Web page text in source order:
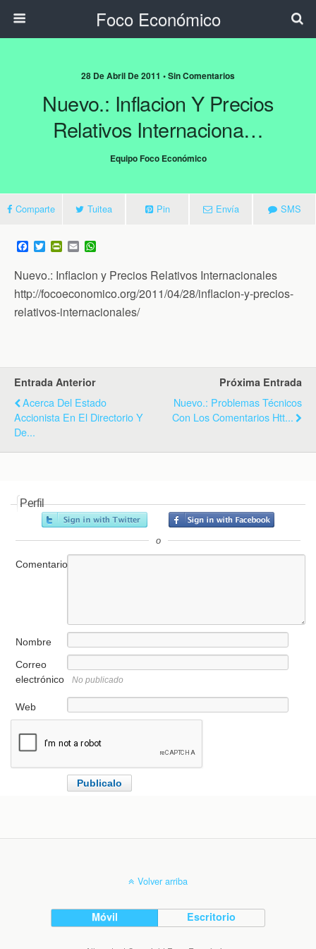
Foco Económico
28 De Abril De 2011 • Sin Comentarios
Nuevo.: Inflacion Y Precios
Relativos Internaciona…
Equipo Foco Económico
Comparte Tuitea Pin Envía SMS
F
a
e
b
o
o
T
w
t
t
e
r
P
n
t
F
r
l
y
E
m
a
i
l
t
s
A
p
Nuevo.: Inflacion y Precios Relativos Internacionales
http://focoeconomico.org/2011/04/28/inflacion-y-precios-
relativos-internacionales/
Entrada Anterior
Acerca Del Estado
Accionista En El Directorio Y
De...
Próxima Entrada
Nuevo.: Problemas Técnicos
Con Los Comentarios Htt...
Perfil
o
Comentario
Nombre
Correo
electrónico
No publicado
Web
Volver arriba
Móvil Escritorio